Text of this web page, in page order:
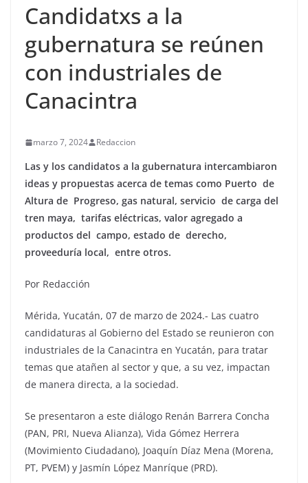
Candidatxs a la
gubernatura se reúnen
con industriales de
Canacintra
marzo 7, 2024 Redaccion
Las y los candidatos a la gubernatura intercambiaron
ideas y propuestas acerca de temas como Puerto de
Altura de Progreso, gas natural, servicio de carga del
tren maya, tarifas eléctricas, valor agregado a
productos del campo, estado de derecho,
proveeduría local, entre otros.
Por Redacción
Mérida, Yucatán, 07 de marzo de 2024.- Las cuatro
candidaturas al Gobierno del Estado se reunieron con
industriales de la Canacintra en Yucatán, para tratar
temas que atañen al sector y que, a su vez, impactan
de manera directa, a la sociedad.
Se presentaron a este diálogo Renán Barrera Concha
(PAN, PRI, Nueva Alianza), Vida Gómez Herrera
(Movimiento Ciudadano), Joaquín Díaz Mena (Morena,
PT, PVEM) y Jasmín López Manríque (PRD).